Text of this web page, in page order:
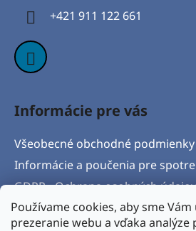
Používame cookies, aby sme
prezeranie webu a vďaka analýze
+421 911 122 661
Informácie pre vás
Všeobecné obchodné podmienky
Informácie a poučenia pre
GDPR - Ochrana osobných údajov
Formulár na odstúpenie od